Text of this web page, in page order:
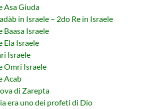
Asa Giuda
in Israele – 2do Re in Israele
Baasa Israele
Ela Israele
Israele
Omri Israele
Acab
di Zarepta
era uno dei profeti di Dio